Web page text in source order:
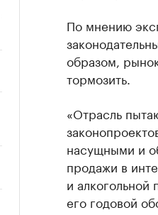
По мнению
образом,
тормозить.
«Отрасль
насущными и
продажи в
и
его годовой